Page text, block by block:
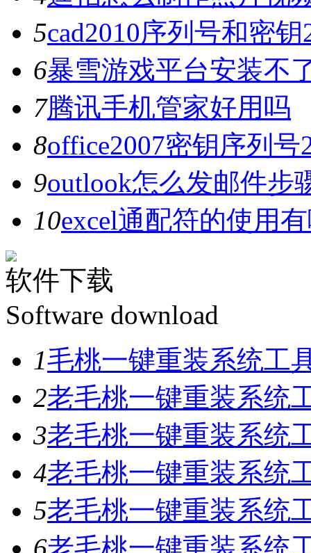
5cad2010序列号和密
6暴雪游戏平台安装不
7腾讯手机管家好用吗
8office2007密钥序列号
9outlook怎么发邮件步
10excel通配符的使用
软件下载
Software download
1毛桃一键重装系统工
2老毛桃一键重装系统
3老毛桃一键重装系统
4老毛桃一键重装系统
5老毛桃一键重装系统